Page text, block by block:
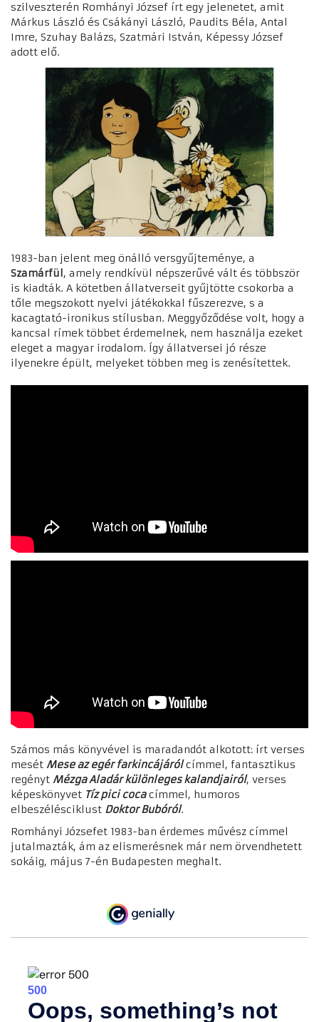
szilveszterén Romhányi József írt egy jelenetet, amit
Márkus László és Csákányi László, Paudits Béla, Antal
Imre, Szuhay Balázs, Szatmári István, Képessy József
adott elő.
1983-ban jelent meg önálló versgyűjteménye, a
Szamárfül , amely rendkívül népszerűvé vált és többször
is kiadták. A kötetben állatverseit gyűjtötte csokorba a
tőle megszokott nyelvi játékokkal fűszerezve, s a
kacagtató-ironikus stílusban. Meggyőződése volt, hogy a
kancsal rímek többet érdemelnek, nem használja ezeket
eleget a magyar irodalom. Így állatversei jó része
ilyenekre épült, melyeket többen meg is zenésítettek.
Számos más könyvével is maradandót alkotott: írt verses
mesét Mese az egér farkincájárólcímmel, fantasztikus
regényt Mézga Aladár különleges kalandjairól, verses
képeskönyvet Tíz pici cocacímmel, humoros
elbeszélésciklust Doktor Bubóról.
Romhányi Józsefet 1983-ban érdemes művész címmel
jutalmazták, ám az elismerésnek már nem örvendhetett
sokáig, május 7-én Budapesten meghalt.